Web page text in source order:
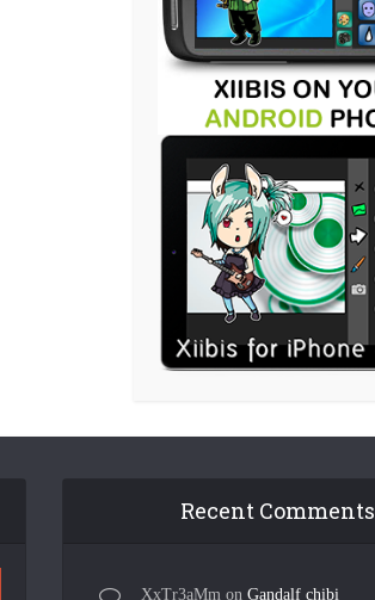
Recent Comments
XxTr3aMm onGandalf chibi